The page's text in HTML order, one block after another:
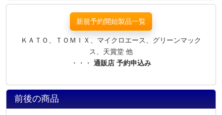
新規予約開始製品一覧
ＫＡＴＯ、ＴＯＭＩＸ、マイクロエース、グリーンマック
ス、天賞堂 他
・・・ 通販店 予約申込み
前後の商品